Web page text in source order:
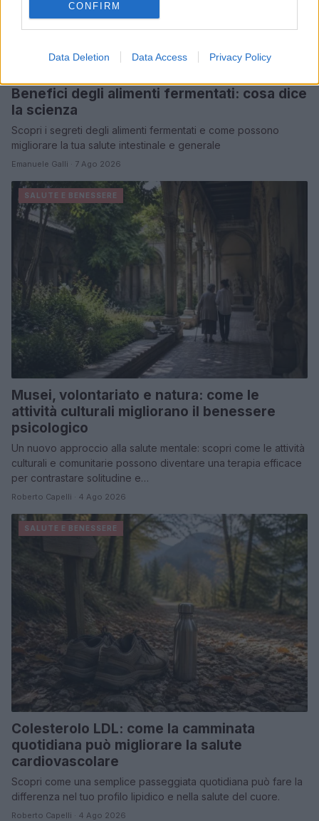
CONFIRM
Data Deletion Data Access Privacy Policy
Benefici degli alimenti fermentati: cosa dice
la scienza
Scopri i segreti degli alimenti fermentati e come possono
migliorare la tua salute intestinale e generale
Emanuele Galli · 7 Ago 2026
SALUTE E BENESSERE
Musei, volontariato e natura: come le
attività culturali migliorano il benessere
psicologico
Un nuovo approccio alla salute mentale: scopri come le attività
culturali e comunitarie possono diventare una terapia efficace
per contrastare solitudine e…
Roberto Capelli · 4 Ago 2026
SALUTE E BENESSERE
Colesterolo LDL: come la camminata
quotidiana può migliorare la salute
cardiovascolare
Scopri come una semplice passeggiata quotidiana può fare la
differenza nel tuo profilo lipidico e nella salute del cuore.
Roberto Capelli · 4 Ago 2026